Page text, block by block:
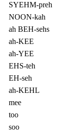
SYEHM-preh
NOON-kah
ah BEH-sehs
ah-KEE
ah-YEE
EHS-teh
EH-seh
ah-KEHL
mee
too
soo